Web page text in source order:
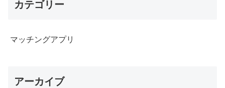
カテゴリー
マッチングアプリ
アーカイブ